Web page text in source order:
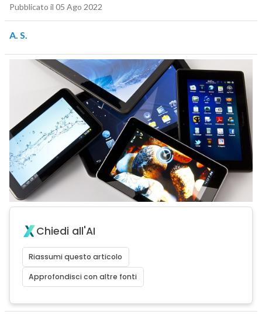
Pubblicato il 05 Ago 2022
A. S.
Chiedi all'AI
Riassumi questo articolo
Approfondisci con altre fonti